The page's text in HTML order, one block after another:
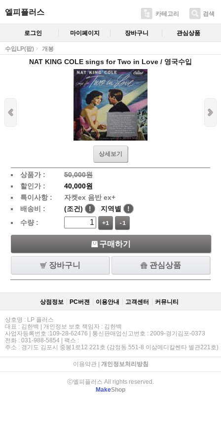
엘피플러스 카테고리 검색
로그인 마이페이지 장바구니 관심상품
수입LP(팝) 개봉
NAT KING COLE sings for Two in Love / 영국수입
상세보기
상품가 :
50,000원
할인가 :
40,000원
특이사항 :
자켓ex 음반 ex+
배송비 :
(조건) ! 지역별
!
수량 :
+1 -1
구매하기
장바구니 관심상품
상점정보 PC버젼 이용안내 고객센터 커뮤니티
상호명 : LP 플러스
대표 : 김한백 | 개인정보 보호 책임자 : 김한백
사업자등록번호 :109-28-62476 | 통신판매업신고번호 : 2009-경기김포-0373
전화 : 031-988-5854 | 팩스 :
주소 : 경기도 김포시 중봉1로12 221호 (감정동 551-8 이삼메디칼쎈타 별관221호)
이용약관| 개인정보처리방침
ⓒ엘피플러스 All rights reserved.
MakeShop